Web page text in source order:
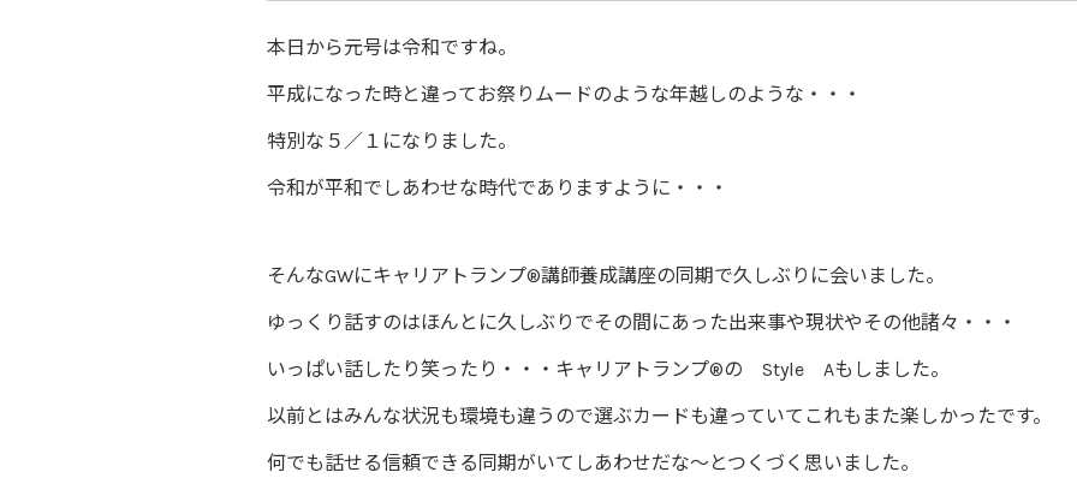
本日から元号は令和ですね。
平成になった時と違ってお祭りムードのような年越しのような・・・
特別な５／１になりました。
令和が平和でしあわせな時代でありますように・・・
そんなGWにキャリアトランプ®講師養成講座の同期で久しぶりに会いました。
ゆっくり話すのはほんとに久しぶりでその間にあった出来事や現状やその他諸々・・・
いっぱい話したり笑ったり・・・キャリアトランプ®の Style Aもしました。
以前とはみんな状況も環境も違うので選ぶカードも違っていてこれもまた楽しかったです。
何でも話せる信頼できる同期がいてしあわせだな～とつくづく思いました。